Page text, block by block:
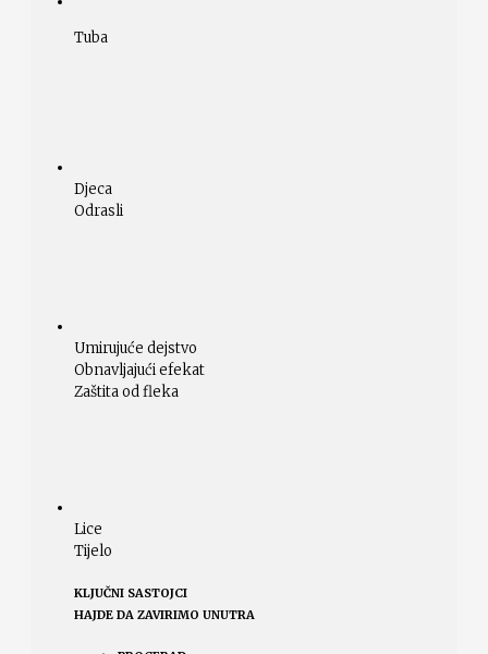
Tuba
Djeca
Odrasli
Umirujuće dejstvo
Obnavljajući efekat
Zaštita od fleka
Lice
Tijelo
KLJUČNI SASTOJCI
HAJDE DA ZAVIRIMO UNUTRA